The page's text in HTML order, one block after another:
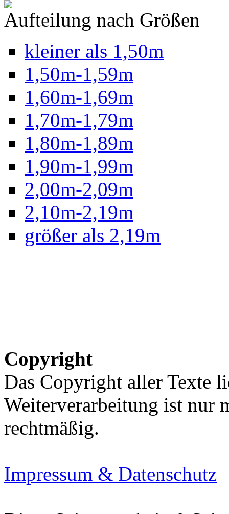
Aufteilung nach Größen
kleiner als 1,50m
1,50m-1,59m
1,60m-1,69m
1,70m-1,79m
1,80m-1,89m
1,90m-1,99m
2,00m-2,09m
2,10m-2,19m
größer als 2,19m
Copyright
Das Copyright aller Texte
Weiterverarbeitung ist nur
rechtmäßig.
Impressum & Datenschutz